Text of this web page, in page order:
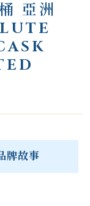
亞洲
牌故事